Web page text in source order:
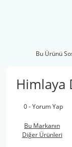
Bu Ürünü
Himlaya
0 - Yorum Yap
Bu Markanın
Diğer Ürünleri